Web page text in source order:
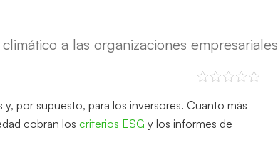
a las organizaciones empresariales
por supuesto, para los inversores. Cuanto más
cobran loscriterios ESG y los informes de